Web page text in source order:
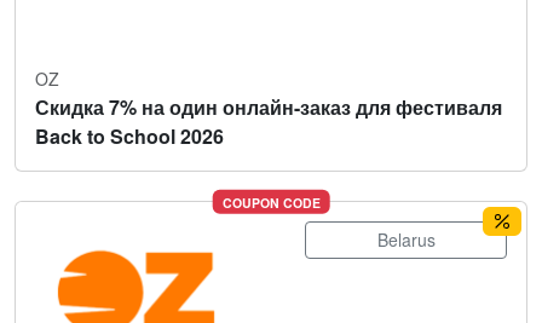
OZ
Скидка 7% на один онлайн-заказ для фестиваля
Back to School 2026
COUPON CODE
Belarus